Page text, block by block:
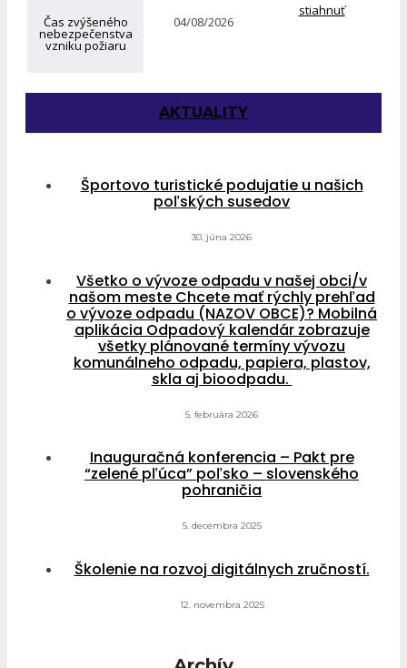
Čas zvýšeného
nebezpečenstva
vzniku požiaru
04/08/2026
stiahnuť
AKTUALITY
Športovo turistické podujatie u našich
poľských susedov
30. júna 2026
Všetko o vývoze odpadu v našej obci/v
našom meste Chcete mať rýchly prehľad
o vývoze odpadu (NAZOV OBCE)? Mobilná
aplikácia Odpadový kalendár zobrazuje
všetky plánované termíny vývozu
komunálneho odpadu, papiera, plastov,
skla aj bioodpadu.
5. februára 2026
Inauguračná konferencia – Pakt pre
“zelené pľúca” poľsko – slovenského
pohraničia
5. decembra 2025
Školenie na rozvoj digitálnych zručností.
12. novembra 2025